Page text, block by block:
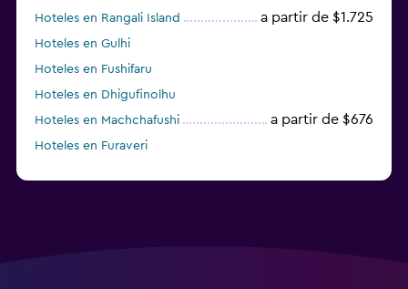
Hoteles en Rangali Island a partir de $1.725
Hoteles en Gulhi
Hoteles en Fushifaru
Hoteles en Dhigufinolhu
Hoteles en Machchafushi
a partir de $676
Hoteles en Furaveri